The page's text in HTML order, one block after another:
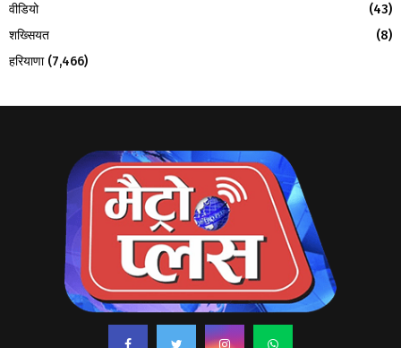
वीडियो
(43)
शख्सियत
(8)
हरियाणा(7,466)